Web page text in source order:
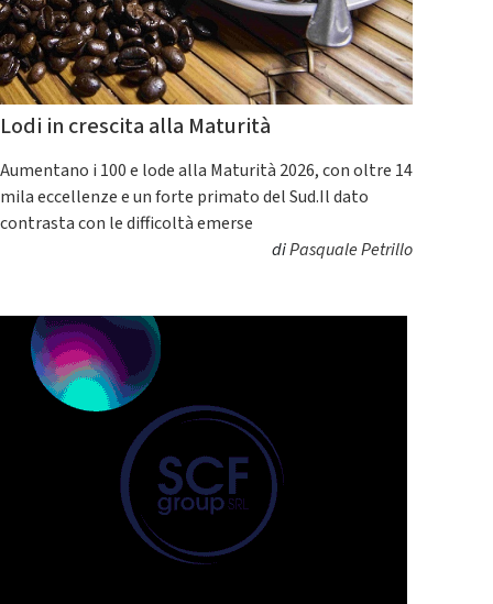
Lodi in crescita alla Maturità
Aumentano i 100 e lode alla Maturità 2026, con oltre 14
mila eccellenze e un forte primato del Sud.Il dato
contrasta con le difficoltà emerse
diPasquale Petrillo